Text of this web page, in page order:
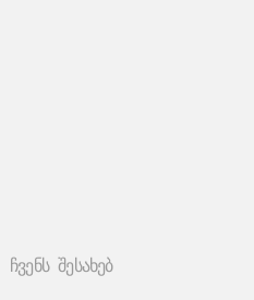
ᲩᲕᲔᲜᲡ ᲨᲔᲡᲐᲮᲔᲑ